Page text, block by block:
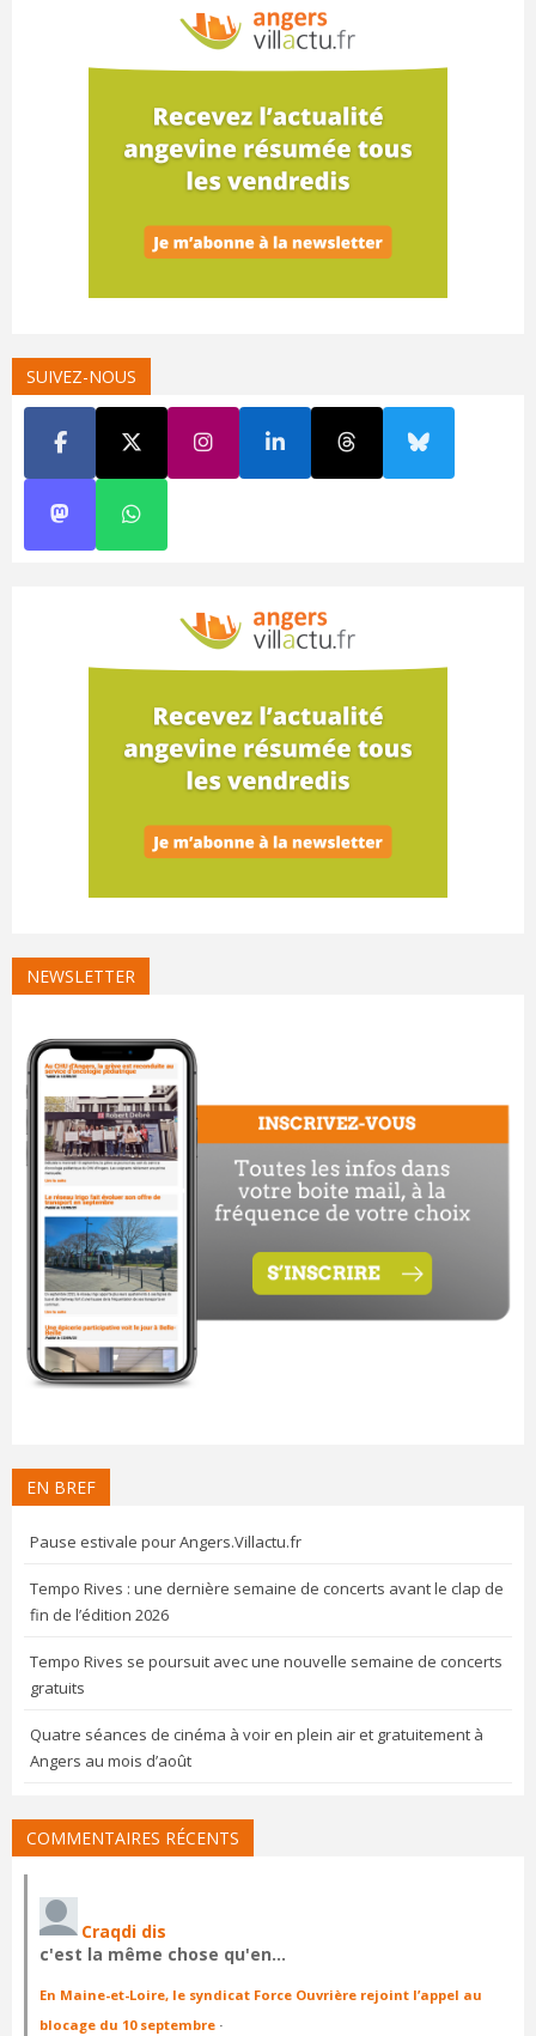
SUIVEZ-NOUS
NEWSLETTER
EN BREF
Pause estivale pour Angers.Villactu.fr
Tempo Rives : une dernière semaine de concerts avant le clap de
fin de l’édition 2026
Tempo Rives se poursuit avec une nouvelle semaine de concerts
gratuits
Quatre séances de cinéma à voir en plein air et gratuitement à
Angers au mois d’août
COMMENTAIRES RÉCENTS
Craqdi dis
c'est la même chose qu'en…
En Maine-et-Loire, le syndicat Force Ouvrière rejoint l’appel au
blocage du 10 septembre ·